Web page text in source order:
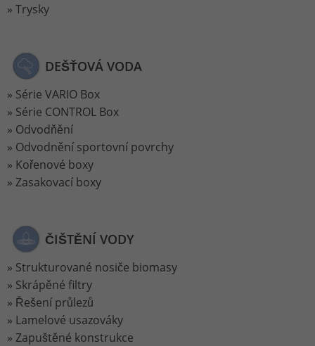
Trysky
DEŠŤOVÁ VODA
Série VARIO Box
Série CONTROL Box
Odvodňění
Odvodnění sportovní povrchy
Kořenové boxy
Zasakovací boxy
ČIŠTĚNÍ VODY
Strukturované nosiče biomasy
Skrápěné filtry
Řešení průlezů
Lamelové usazováky
Zapuštěné konstrukce
Zweck
mit hohem Traffic-Aufkommen
begrenzen.
Name _ga_ZWLBZFMXDF
Anbieter
Zweck
Wird verwendet, um den Sitzungsstatus